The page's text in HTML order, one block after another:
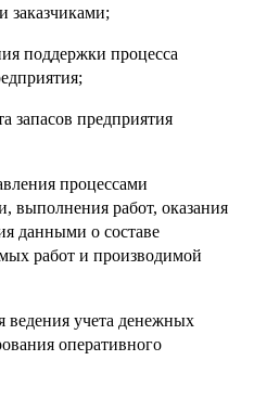
заказчиками;
поддержки процесса
запасов предприятия
процессами
выполнения работ, оказания
данными о составе
работ и производимой
ведения учета денежных
оперативного